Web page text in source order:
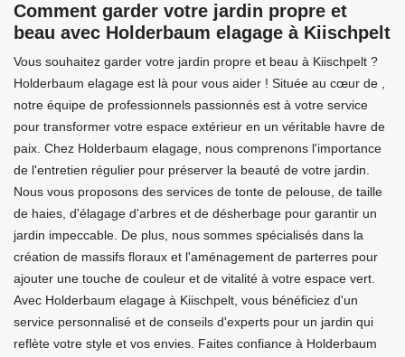
Comment garder votre jardin propre et
beau avec Holderbaum elagage à Kiischpelt
Vous souhaitez garder votre jardin propre et beau à Kiischpelt ?
Holderbaum elagage est là pour vous aider ! Située au cœur de ,
notre équipe de professionnels passionnés est à votre service
pour transformer votre espace extérieur en un véritable havre de
paix. Chez Holderbaum elagage, nous comprenons l'importance
de l'entretien régulier pour préserver la beauté de votre jardin.
Nous vous proposons des services de tonte de pelouse, de taille
de haies, d'élagage d'arbres et de désherbage pour garantir un
jardin impeccable. De plus, nous sommes spécialisés dans la
création de massifs floraux et l'aménagement de parterres pour
ajouter une touche de couleur et de vitalité à votre espace vert.
Avec Holderbaum elagage à Kiischpelt, vous bénéficiez d'un
service personnalisé et de conseils d'experts pour un jardin qui
reflète votre style et vos envies. Faites confiance à Holderbaum